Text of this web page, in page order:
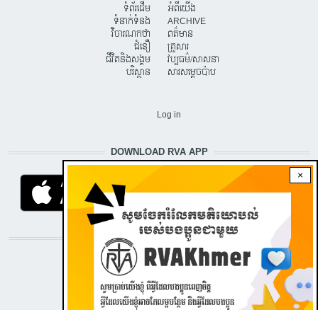
×
ទំព័រដើម
ទំនាក់ទំនង
វិចារណកថា
ជំនឿ
ជីវិតនិងសង្គម
បរិស្ថាន
អំពីយើង
ARCHIVE
ពត៌មាន
គ្រួសារ
វប្បធម៌/សាសនា
សារសម្តេចប៉ាប
Log in
DOWNLOAD RVA APP
STAY CONNECTED WITH US!